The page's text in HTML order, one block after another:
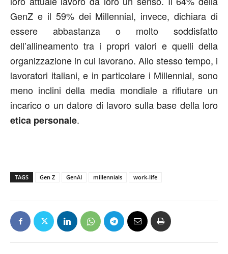
GenZ e il 59% dei Millennial, invece, dichiara di
essere abbastanza o molto soddisfatto
dell’allineamento tra i propri valori e quelli della
organizzazione in cui lavorano. Allo stesso tempo, i
lavoratori italiani, e in particolare i Millennial, sono
meno inclini della media mondiale a rifiutare un
incarico o un datore di lavoro sulla base della loro
etica personale.
TAGS Gen Z GenAI millennials work-life